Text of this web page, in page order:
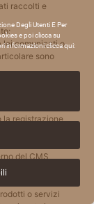
raccolti e
lei comunicati o
sono
(ad es.
la registrazione
del CMS
in autonomia
o servizi
Degli Utenti E Per
e poi clicca su
informazioni clicca qui: